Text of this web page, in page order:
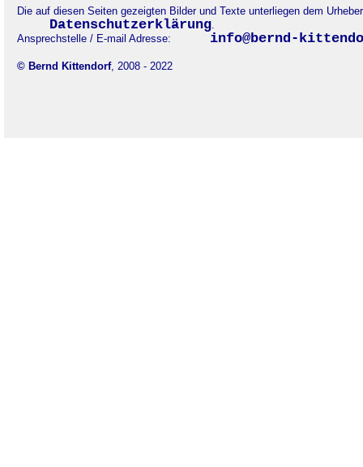
Die auf diesen Seiten gezeigten Bilder und Texte unterliegen dem
Datenschutzerklärung.
Ansprechstelle / E-mail Adresse:
info@bernd-
© Bernd Kittendorf, 2008 - 2022